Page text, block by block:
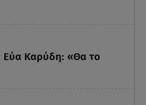
Εύα Καρύδη: «Θα το